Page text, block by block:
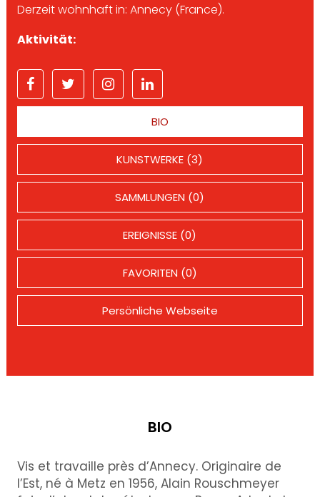
Derzeit wohnhaft in: Annecy (France).
Aktivität:
BIO
KUNSTWERKE (3)
SAMMLUNGEN (0)
EREIGNISSE (0)
FAVORITEN (0)
Persönliche Webseite
BIO
Vis et travaille près d’Annecy. Originaire de
l’Est, né à Metz en 1956, Alain Rouschmeyer